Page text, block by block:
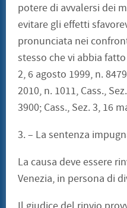
potere di avvalersi dei
evitare gli effetti
pronunciata nei
stesso che vi abbia
2, 6 agosto 1999, n.
2010, n. 1011, Cass.,
3900; Cass., Sez. 3, 16
3. – La sentenza
La causa deve essere
Venezia, in persona di